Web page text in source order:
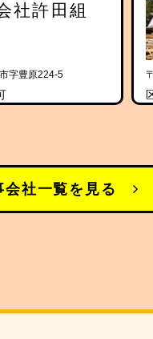
社許田組
字豊原224-5
社一覧を見る